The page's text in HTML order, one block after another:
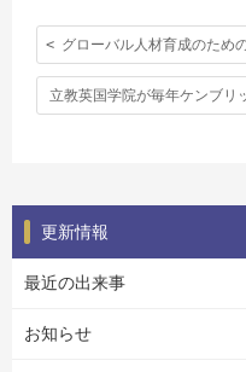
更新情報
最近の出来事
お知らせ